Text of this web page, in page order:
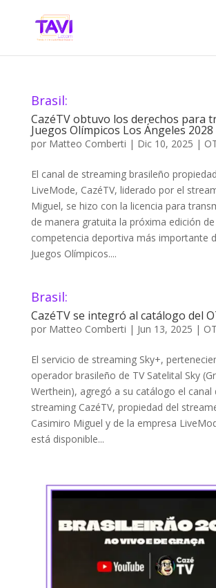
Brasil:
CazéTV obtuvo los derechos para
Juegos Olímpicos Los Ángeles 2028
por Matteo Comberti | Dic 10, 2025 |
El canal de streaming brasileño
LiveMode, CazéTV, liderado por el
Miguel, se hizo con la licencia para
de manera gratuita la próxima edición de
competencia deportiva más importante
Juegos Olímpicos....
Brasil:
CazéTV se integró al catálogo del
por Matteo Comberti | Jun 13, 2025 |
El servicio de streaming Sky+,
operador brasileño de TV Satelital Sky
Werthein), agregó a su catálogo el canal
streaming CazéTV, propiedad del
Casimiro Miguel y de la empresa
está disponible...